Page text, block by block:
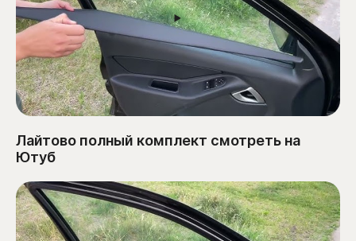
Лайтово полный комплект смотреть на
Ютуб